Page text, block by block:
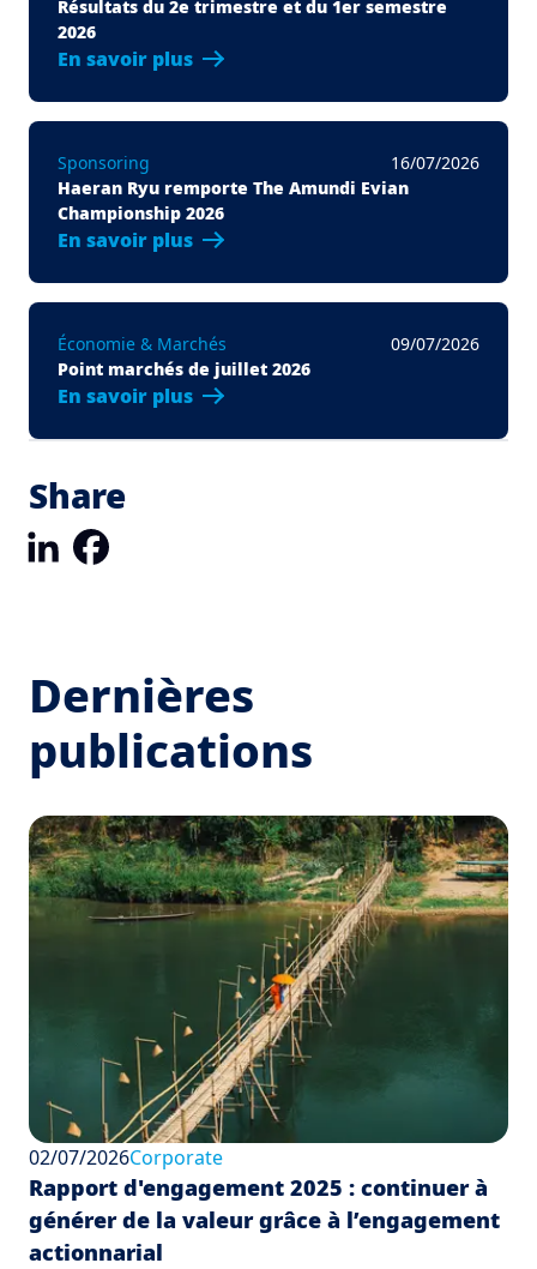
Résultats du 2e trimestre et du 1er semestre
2026
En savoir plus
Sponsoring
16/07/2026
Haeran Ryu remporte The Amundi Evian
Championship 2026
En savoir plus
Économie & Marchés
09/07/2026
Point marchés de juillet 2026
En savoir plus
Share
LinkedIn
Dernières
publications
02/07/2026Corporate
Rapport d'engagement 2025 : continuer à
générer de la valeur grâce à l’engagement
actionnarial